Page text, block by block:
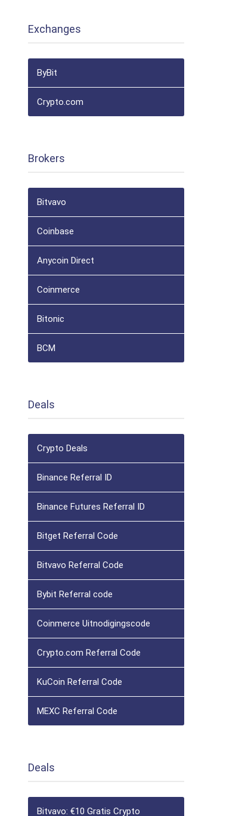
Exchanges
ByBit
Crypto.com
Brokers
Bitvavo
Coinbase
Anycoin Direct
Coinmerce
Bitonic
BCM
Deals
Crypto Deals
Binance Referral ID
Binance Futures Referral ID
Bitget Referral Code
Bitvavo Referral Code
Bybit Referral code
Coinmerce Uitnodigingscode
Crypto.com Referral Code
KuCoin Referral Code
MEXC Referral Code
Deals
Bitvavo: €10 Gratis Crypto